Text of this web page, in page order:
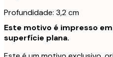
Profundidade: 3,2 cm
Este motivo é impresso
superfície plana.